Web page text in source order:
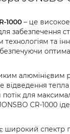
1000 – це
забезпечення
та
алюмінієвим
відведення
для
CR-1000
широкий